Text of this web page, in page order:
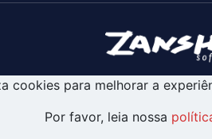
cookies para melhorar a
Por favor, leia nossa